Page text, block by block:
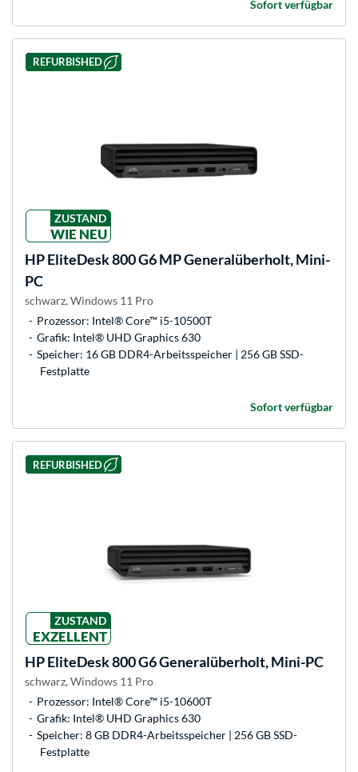
Sofort verfügbar
REFURBISHED
ZUSTAND
WIE NEU
HPEliteDesk 800 G6 MP Generalüberholt, Mini-
PC
schwarz, Windows 11 Pro
Prozessor: Intel® Core™ i5-10500T
Grafik: Intel® UHD Graphics 630
Speicher: 16 GB DDR4-Arbeitsspeicher | 256 GB SSD-
Festplatte
Sofort verfügbar
REFURBISHED
ZUSTAND
EXZELLENT
HPEliteDesk 800 G6 Generalüberholt, Mini-PC
schwarz, Windows 11 Pro
Prozessor: Intel® Core™ i5-10600T
Grafik: Intel® UHD Graphics 630
Speicher: 8 GB DDR4-Arbeitsspeicher | 256 GB SSD-
Festplatte